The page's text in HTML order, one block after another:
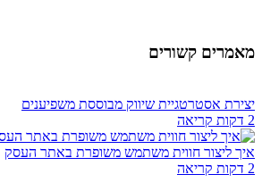
מאמרים קשורים
יצירת אסטרטגיית שיווק מבוססת משפיענים
2 דקות קריאה
איך ליצור חווית משתמש משופרת באתר העסק
2 דקות קריאה